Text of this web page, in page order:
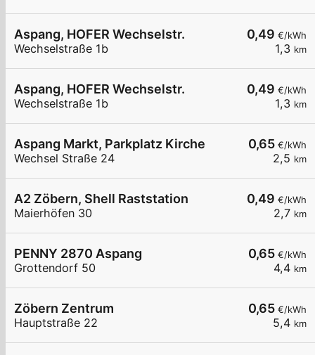
0,49 €/kWh
1,3 km
Aspang, HOFER Wechselstr.
Wechselstraße 1b
0,49 €/kWh
1,3 km
Aspang, HOFER Wechselstr.
Wechselstraße 1b
0,65 €/kWh
2,5 km
Aspang Markt, Parkplatz Kirche
Wechsel Straße 24
0,49 €/kWh
2,7 km
A2 Zöbern, Shell Raststation
Maierhöfen 30
0,65 €/kWh
4,4 km
PENNY 2870 Aspang
Grottendorf 50
0,65 €/kWh
5,4 km
Zöbern Zentrum
Hauptstraße 22